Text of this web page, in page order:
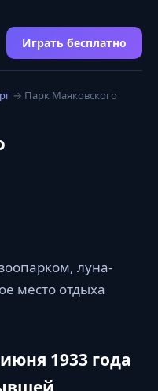
Играть бесплатно
→ Парк Маяковского
луна-
место отдыха
1933 года